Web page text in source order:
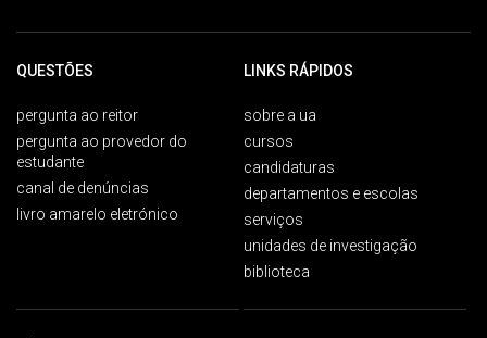
QUESTÕES
pergunta ao reitor
pergunta ao provedor do
estudante
canal de denúncias
livro amarelo eletrónico
LINKS RÁPIDOS
sobre a ua
cursos
candidaturas
departamentos e escolas
serviços
unidades de investigação
biblioteca